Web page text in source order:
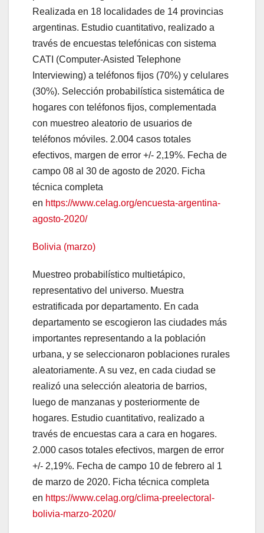
Realizada en 18 localidades de 14 provincias
argentinas. Estudio cuantitativo, realizado a
través de encuestas telefónicas con sistema
CATI (Computer-Asisted Telephone
Interviewing) a teléfonos fijos (70%) y celulares
(30%). Selección probabilística sistemática de
hogares con teléfonos fijos, complementada
con muestreo aleatorio de usuarios de
teléfonos móviles. 2.004 casos totales
efectivos, margen de error +/- 2,19%. Fecha de
campo 08 al 30 de agosto de 2020. Ficha
técnica completa
en https://www.celag.org/encuesta-argentina-
agosto-2020/
Bolivia (marzo)
Muestreo probabilístico multietápico,
representativo del universo. Muestra
estratificada por departamento. En cada
departamento se escogieron las ciudades más
importantes representando a la población
urbana, y se seleccionaron poblaciones rurales
aleatoriamente. A su vez, en cada ciudad se
realizó una selección aleatoria de barrios,
luego de manzanas y posteriormente de
hogares. Estudio cuantitativo, realizado a
través de encuestas cara a cara en hogares.
2.000 casos totales efectivos, margen de error
+/- 2,19%. Fecha de campo 10 de febrero al 1
de marzo de 2020. Ficha técnica completa
en https://www.celag.org/clima-preelectoral-
bolivia-marzo-2020/